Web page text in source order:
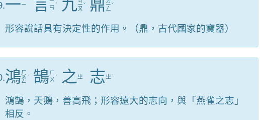
一ㄧ 言ㄢ ˊ 九ㄧ
ㄡ
ˇ 鼎 ㄧ
ㄥ
ˇ
形容說話具有決定性的作用。（鼎，古代國家的寶器）
鴻ㄏ
ㄨ
ㄥ
ˊ 鵠ㄏ
ㄨ ˊ 之 ㄓ 志ㄓˋ
鴻鵠，天鵝，善高飛；形容遠大的志向，與「燕雀之志」
相反。